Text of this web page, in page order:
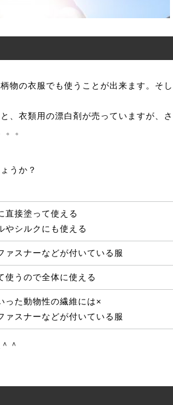
物の衣服でも使うことが出来ます。そし
、衣類用の漂白剤が売っていますが、さ
。。
うか？
直接塗って使える
やシルクにも使える
ァスナーなどが付いている服
使うので全体に使える
った動物性の繊維には×
ァスナーなどが付いている服
＾